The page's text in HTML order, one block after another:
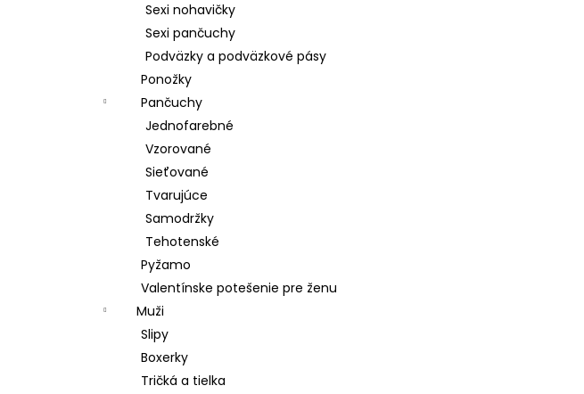
Sexi nohavičky
Sexi pančuchy
Podväzky a podväzkové pásy
Ponožky
Pančuchy
Jednofarebné
Vzorované
Sieťované
Tvarujúce
Samodržky
Tehotenské
Pyžamo
Valentínske potešenie pre ženu
Muži
Slipy
Boxerky
Tričká a tielka